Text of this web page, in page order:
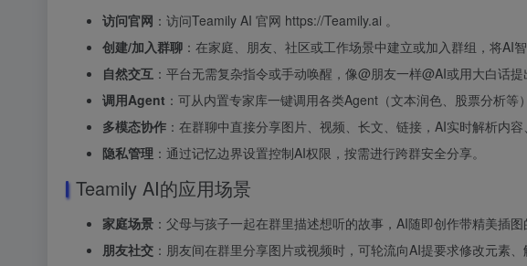
访问官网 ：访问Teamily AI 官网 https://Teamily.ai 。
创建/加入群聊 ：在家庭、朋友、社区或工作场景中建立或加入群组，将AI
自然交互 ：平台无需复杂指令或手动唤醒，像@朋友一样@AI或用大白话
调用Agent ：可从内置专家库一键调用各类Agent（文本润色、股票分析
多模态协作 ：在群聊中直接分享图片、视频、长文、链接，AI实时解析内
隐私管理 ：通过记忆边界设置控制AI权限，按需进行跨群安全分享。
Teamily AI的应用场景
家庭场景 ：父母与孩子一起在群里描述想听的故事，AI随即创作带精美插
朋友社交 ：朋友间在群里分享图片或视频时，可轮流向AI提要求修改元素